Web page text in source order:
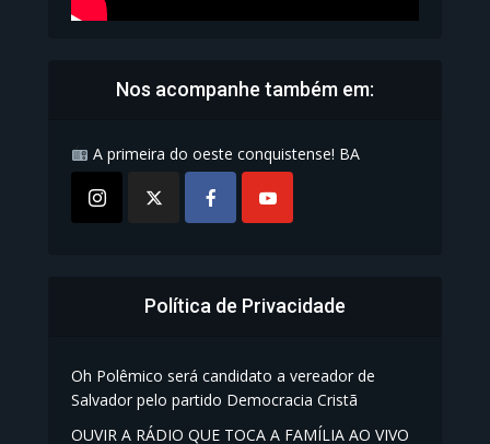
Nos acompanhe também em:
A primeira do oeste conquistense! BA
Política de Privacidade
Oh Polêmico será candidato a vereador de
Salvador pelo partido Democracia Cristã
OUVIR A RÁDIO QUE TOCA A FAMÍLIA AO VIVO